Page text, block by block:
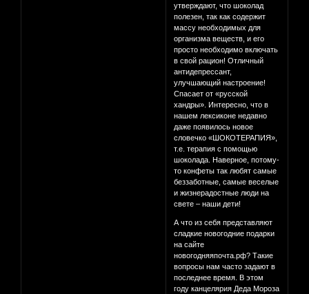
утверждают, что шоколад
полезен, так как содержит
массу необходимых для
организма веществ, и его
просто необходимо включать
в свой рацион! Отличный
антидепрессант,
улучшающий настроение!
Спасает от «русской
хандры». Интересно, что в
нашем лексиконе недавно
даже появилось новое
словечко «ШОКОТЕРАПИЯ»,
т.е. терапия с помощью
шоколада. Наверное, потому-
то конфеты так любят самые
беззаботные, самые веселые
и жизнерадостные люди на
свете – наши дети!
А что из себя представляют
сладкие новогодние подарки
на сайте
новогодняяпочта.рф? Такие
вопросы нам часто задают в
последнее время. В этом
году канцелярия Деда Мороза